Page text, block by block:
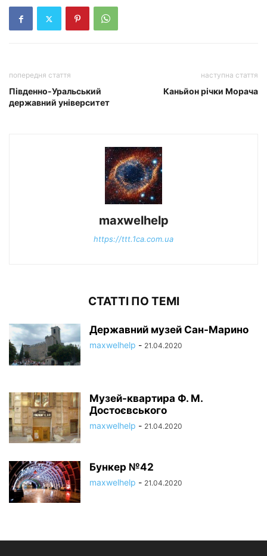
попередня стаття
Південно-Уральський
державний університет
наступна стаття
Каньйон річки Морача
maxwelhelp
https://ttt.1ca.com.ua
СТАТТІ ПО ТЕМІ
Державний музей Сан-Марино
maxwelhelp - 21.04.2020
Музей-квартира Ф. М.
Достоєвського
maxwelhelp - 21.04.2020
Бункер №42
maxwelhelp - 21.04.2020